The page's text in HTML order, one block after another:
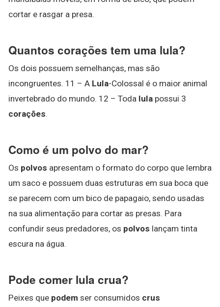
cortar e rasgar a presa.
Quantos corações tem uma lula?
Os dois possuem semelhanças, mas são
incongruentes. 11 – A Lula-Colossal é o maior animal
invertebrado do mundo. 12 – Toda lula possui 3
corações.
Como é um polvo do mar?
Os polvos apresentam o formato do corpo que lembra
um saco e possuem duas estruturas em sua boca que
se parecem com um bico de papagaio, sendo usadas
na sua alimentação para cortar as presas. Para
confundir seus predadores, os polvos lançam tinta
escura na água.
Pode comer lula crua?
Peixes que podem ser consumidos crus